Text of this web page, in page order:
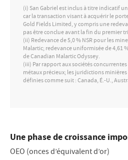
(i) San Gabriel est inclus à titre indicatif
car la transaction visant à acquérir le
Gold Fields Limited, y compris une
pas être conclue avant la fin du premier
(ii) Redevance de 5,0 % NSR pour les
Malartic; redevance uniformisée de 4,61
de Canadian Malartic Odyssey.
(iii) Par rapport aux sociétés
métaux précieux; les juridictions
définies comme suit : Canada, É.-U.,
Une phase de croissance
OEO (onces d’équivalent d’or)